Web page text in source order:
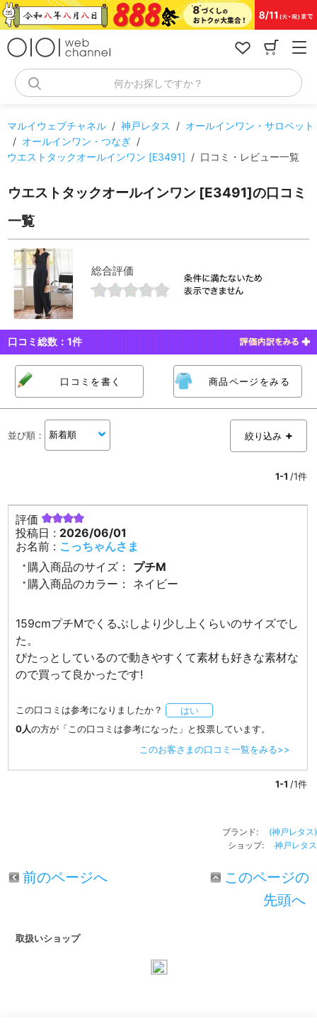
コ
ン
何かお探しですか？
マルイウェブチャネル / 神戸レタス / オールインワン・サロペット
/ オールインワン・つなぎ /
ウエストタックオールインワン [E3491] / 口コミ・レビュー一覧
ウエストタックオールインワン [E3491]の口コミ
一覧
総合評価
口コミ総数：1件
口コミを書く 商品ページをみる
並び順 ： 絞り込み
1-1 /1件
評価
投稿日 : 2026/06/01
お名前 : こっちゃんさま
購入商品のサイズ：
プチM
購入商品のカラー：
ネイビー
159cmプチMでくるぶしより少し上くらいのサイズでし
た。
ぴたっとしているので動きやすくて素材も好きな素材な
ので買って良かったです!
この口コミは参考になりましたか？
はい
0人の方が「この口コミは参考になった」と投票しています。
このお客さまの口コミ一覧をみる>>
1-1 /1件
ブランド: (神戸レタス)
ショップ: 神戸レタス
前のページへ
このページの
先頭へ
取扱いショップ